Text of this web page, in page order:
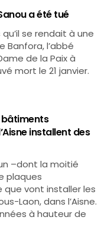
a été tué
se rendait à une
Banfora, l’abbé
de la Paix à
mort le 21 janvier.
installent des
–dont la moitié
plaques
que vont installer les
Laon, dans l’Aisne.
à hauteur de